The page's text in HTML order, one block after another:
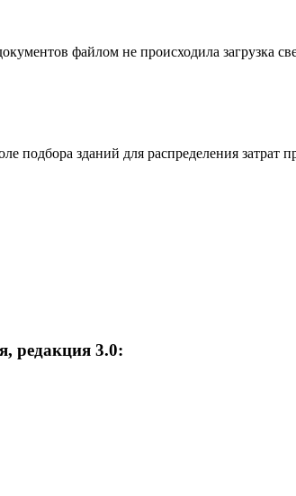
файлом не происходила загрузка
подбора зданий для распределения затрат
редакция 3.0: